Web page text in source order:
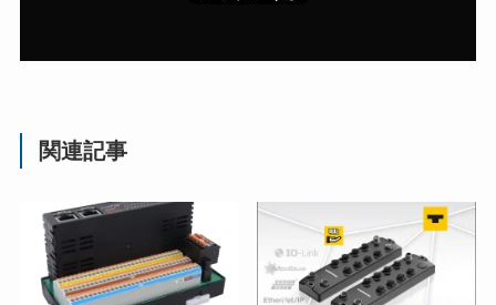
関連記事